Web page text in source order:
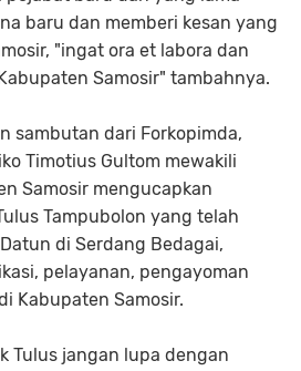
baru dan memberi kesan yang
"ingat ora et labora dan
Samosir" tambahnya.
sambutan dari Forkopimda,
Timotius Gultom mewakili
Samosir mengucapkan
Tampubolon yang telah
di Serdang Bedagai,
pelayanan, pengayoman
Kabupaten Samosir.
Tulus jangan lupa dengan